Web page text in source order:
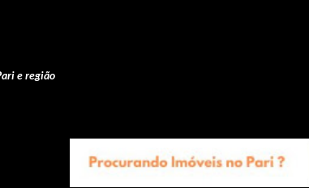
e região